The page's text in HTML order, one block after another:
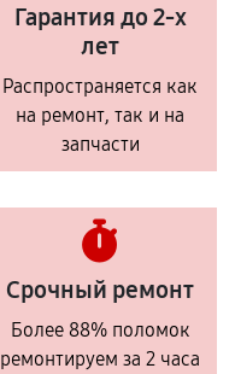
Гарантия до 2-х
лет
Распространяется как
на ремонт, так и на
запчасти
Срочный ремонт
Более 88% поломок
ремонтируем за 2 часа